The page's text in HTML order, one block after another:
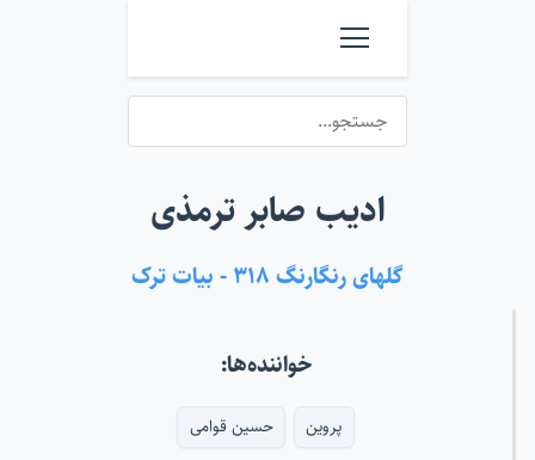
ادیب صابر ترمذی
گلهای رنگارنگ ۳۱۸ - بیات ترک
خواننده‌ها:
پروین حسین قوامی